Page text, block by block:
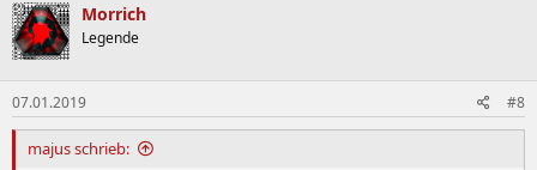
Morrich
Legende
07.01.2019 #8
majus schrieb: